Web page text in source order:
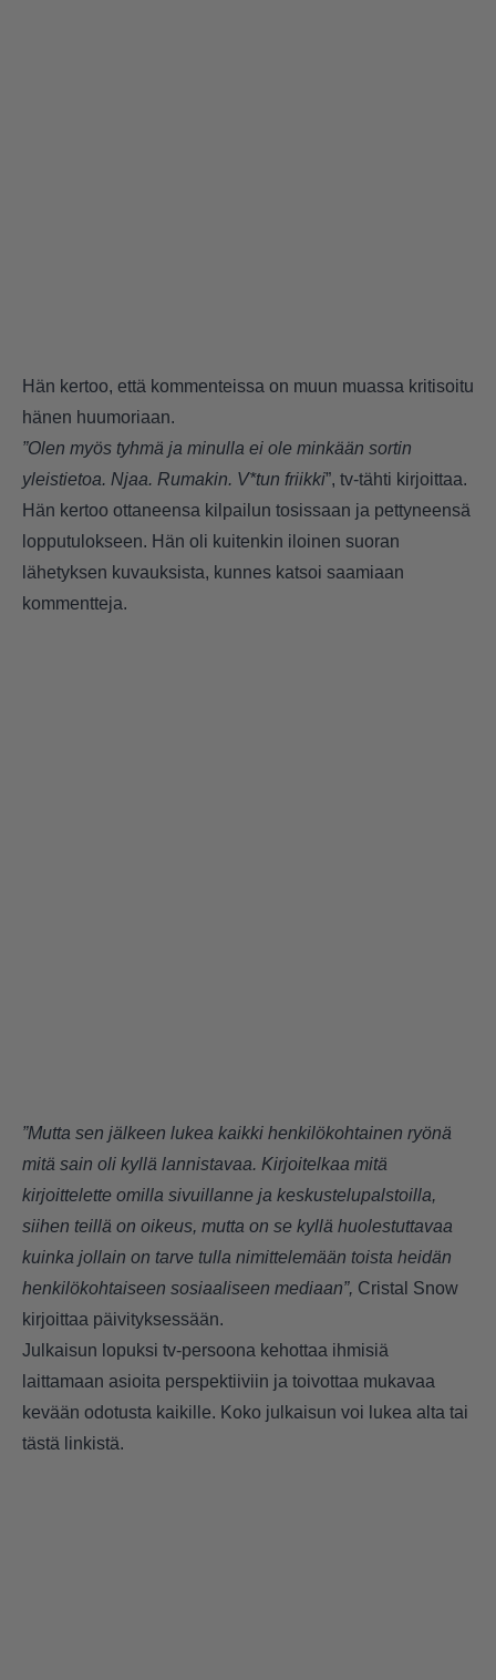
Hän kertoo, että kommenteissa on muun muassa kritisoitu
hänen huumoriaan.
”Olen myös tyhmä ja minulla ei ole minkään sortin
yleistietoa. Njaa. Rumakin. V*tun friikki”, tv-tähti kirjoittaa.
Hän kertoo ottaneensa kilpailun tosissaan ja pettyneensä
lopputulokseen. Hän oli kuitenkin iloinen suoran
lähetyksen kuvauksista, kunnes katsoi saamiaan
kommentteja.
”Mutta sen jälkeen lukea kaikki henkilökohtainen ryönä
mitä sain oli kyllä lannistavaa. Kirjoitelkaa mitä
kirjoittelette omilla sivuillanne ja keskustelupalstoilla,
siihen teillä on oikeus, mutta on se kyllä huolestuttavaa
kuinka jollain on tarve tulla nimittelemään toista heidän
henkilökohtaiseen sosiaaliseen mediaan”, Cristal Snow
kirjoittaa päivityksessään.
Julkaisun lopuksi tv-persoona kehottaa ihmisiä
laittamaan asioita perspektiiviin ja toivottaa mukavaa
kevään odotusta kaikille. Koko julkaisun voi lukea alta tai
tästä linkistä.